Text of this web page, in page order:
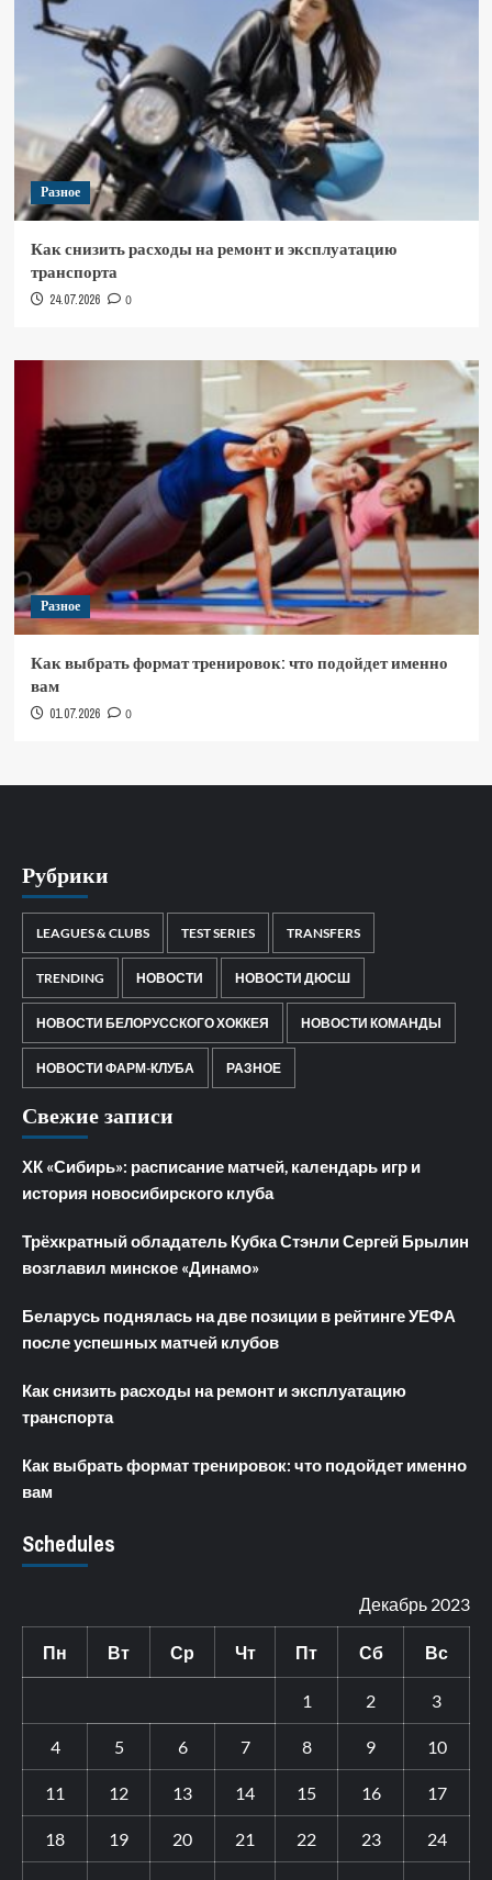
Разное
Как снизить расходы на ремонт и эксплуатацию
транспорта
24.07.2026 0
Разное
Как выбрать формат тренировок: что подойдет именно
вам
01.07.2026 0
Рубрики
LEAGUES & CLUBS TEST SERIES TRANSFERS
TRENDING НОВОСТИ НОВОСТИ ДЮСШ
НОВОСТИ БЕЛОРУССКОГО ХОККЕЯ НОВОСТИ КОМАНДЫ
НОВОСТИ ФАРМ-КЛУБА РАЗНОЕ
Свежие записи
ХК «Сибирь»: расписание матчей, календарь игр и
история новосибирского клуба
Трёхкратный обладатель Кубка Стэнли Сергей Брылин
возглавил минское «Динамо»
Беларусь поднялась на две позиции в рейтинге УЕФА
после успешных матчей клубов
Как снизить расходы на ремонт и эксплуатацию
транспорта
Как выбрать формат тренировок: что подойдет именно
вам
Schedules
Декабрь 2023
Пн Вт Ср Чт Пт Сб Вс
1 2 3
4 5 6 7 8 9 10
11 12 13 14 15 16 17
18 19 20 21 22 23 24